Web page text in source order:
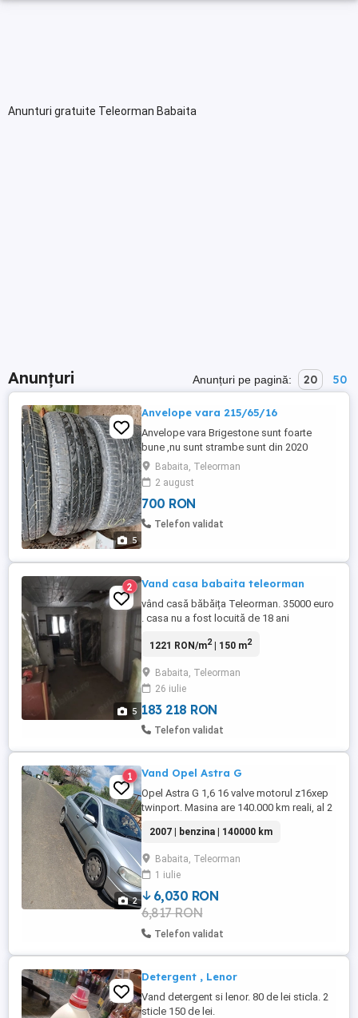
Anunturi gratuite Teleorman Babaita
Anunțuri Anunțuri pe pagină: 20 50
5
Anvelope vara 215/65/16
Anvelope vara Brigestone sunt foarte
bune ,nu sunt strambe sunt din 2020
originale ale masinii cumparata de noua
su nu sunt rulate foarte mult.
Babaita, Teleorman
2 august
700 RON
Telefon validat
5
2 Vand casa babaita teleorman
vând casă băbăița Teleorman. 35000 euro
. casa nu a fost locuită de 18 ani
1221 RON/m2| 150 m2
Babaita, Teleorman
26 iulie
183 218 RON
Telefon validat
2
1 Vand Opel Astra G
Opel Astra G 1,6 16 valve motorul z16xep
twinport. Masina are 140.000 km reali, al 2
până în februarie anul viitor. Distribuția
pompa de apa și accesoriile sunt noi, au
aproape 1000 de km , plus filtre toate
filtrele si uleiul schimbate odată cu
distribuția ...
2007 | benzina | 140000 km
Babaita, Teleorman
1 iulie
6,030 RON
6,817 RON
Telefon validat
Detergent , Lenor
Vand detergent si lenor. 80 de lei sticla. 2
sticle 150 de lei.